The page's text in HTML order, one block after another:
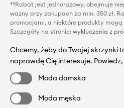
**Rabat jest jednorazowy, obejmuje
ważny przy zakupach za min. 350 zł.
promocjami, a niektóre produkty
Szczegóły na stronie: wykluczenia z
Chcemy, żeby do Twojej skrzynki
naprawdę Cię interesuje.
Moda damska
Moda męska